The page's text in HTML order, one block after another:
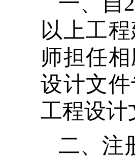
以上工
师担任
设计文
工程设计